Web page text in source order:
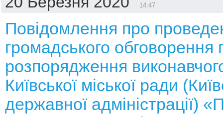
14:47
Повідомлення про
громадського обговорення
розпорядження
Київської міської ради
державної адміністрації)